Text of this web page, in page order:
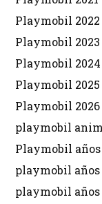
Playmobil 2022
Playmobil 2023
Playmobil 2024
Playmobil 2025
Playmobil 2026
playmobil
Playmobil años
playmobil años
playmobil años